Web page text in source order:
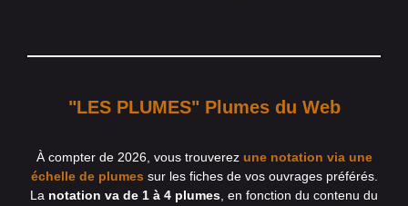
"LES PLUMES" Plumes du Web
À compter de 2026, vous trouverez une notation via une
échelle de plumes sur les fiches de vos ouvrages préférés.
La notation va de 1 à 4 plumes , en fonction du contenu du